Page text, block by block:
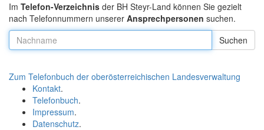
Im Telefon-Verzeichnis der BH Steyr-Land können Sie gezielt
nach Telefonnummern unserer Ansprechpersonen suchen.
Nachname:
Zum Telefonbuch der oberösterreichischen Landesverwaltung
Kontakt.
Telefonbuch.
Impressum.
Datenschutz.